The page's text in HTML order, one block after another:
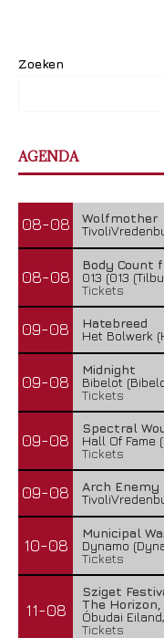
Zoeken
AGENDA
08-08
Wolfmother
08-08
Body Count
013 (013
Tickets
09-08
Hatebreed
Het Bolwerk
09-08
Midnight
Bibelot
Tickets
09-08
Spectral
Hall Of Fame
Tickets
09-08
Arch Enemy
10-08
Municipal
Dynamo
Tickets
11-08
Sziget
The
Óbudai
Tickets